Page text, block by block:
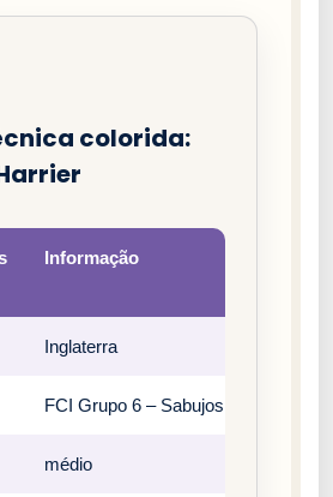
colorida:
Informação
Inglaterra
FCI Grupo 6 – Sabujos, farejadores
médio